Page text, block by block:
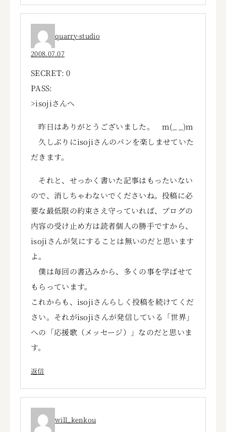
quarry-studio
2008.07.07
SECRET: 0
PASS:
>isojiさんへ
昨日はありがとうございました。 m(_ _)m
久しぶりにisojiさんのパンを楽しませていた
だきます。
それと、せっかく書いた記事はもったいない
ので、消しちゃわないでくださいね。投稿に必
要な最低限の約束さえ守っていれば、ブログの
内容の受け止め方は読者個人の勝手ですから、
isojiさんが気にすることは無いのだと思います
よ。
僕は毎回の書込みから、多くの事を学ばせて
もらっています。
これからも、isojiさんらしく投稿を続けてくだ
さい。それがisojiさんが発信している「世界」
への「応援歌（メッセージ）」なのだと思いま
す。
返信
will_kenkou